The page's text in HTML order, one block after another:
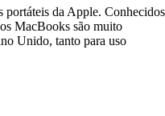
da Apple. Conhecidos
MacBooks são muito
Unido, tanto para uso